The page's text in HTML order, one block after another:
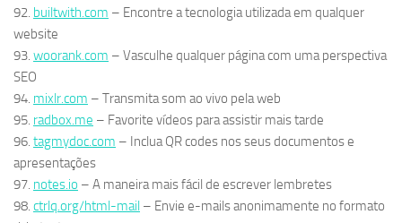
92. builtwith.com – Encontre a tecnologia utilizada em qualquer
website
93. woorank.com – Vasculhe qualquer página com uma perspectiva
SEO
94. mixlr.com – Transmita som ao vivo pela web
95. radbox.me – Favorite vídeos para assistir mais tarde
96. tagmydoc.com – Inclua QR codes nos seus documentos e
apresentações
97. notes.io – A maneira mais fácil de escrever lembretes
98. ctrlq.org/html-mail – Envie e-mails anonimamente no formato